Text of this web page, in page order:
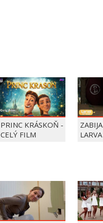
PRINC KRÁSKOŇ -
CELÝ FILM
LARVA